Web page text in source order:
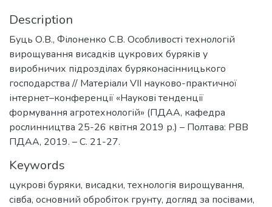
Description
Буць О.В., Філоненко С.В. Особливості технологій
вирощування висадків цукрових буряків у
виробничих підрозділах буряконасінницького
господарства // Матеріали VІІ науково-практичної
інтернет–конференції «Наукові тенденції
формування агротехнологій» (ПДАА, кафедра
рослинництва 25-26 квітня 2019 р.) – Полтава: РВВ
ПДАА, 2019. – С. 21-27.
Keywords
цукрові буряки, висадки, технологія вирощування,
сівба, основний обробіток грунту, догляд за посівами,